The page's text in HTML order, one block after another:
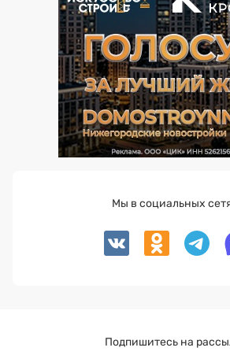
Мы в социальных
Подпишитесь на